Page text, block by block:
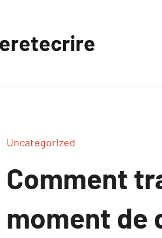
Uncategorized
Comment
moment de